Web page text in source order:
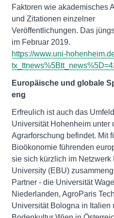
Faktoren wie akademisches
und Zitationen einzelner
Veröffentlichungen. Das
https://www.uni-
Europäische und globale
eng
Erfreulich ist auch das
Universität Hohenheim unter
Agrarforschung befindet. Mit
Bioökonomie führenden
sie sich kürzlich im
University (EBU)
Partner - die Universität
Niederlanden, AgroParis
Universität Bologna in Italien